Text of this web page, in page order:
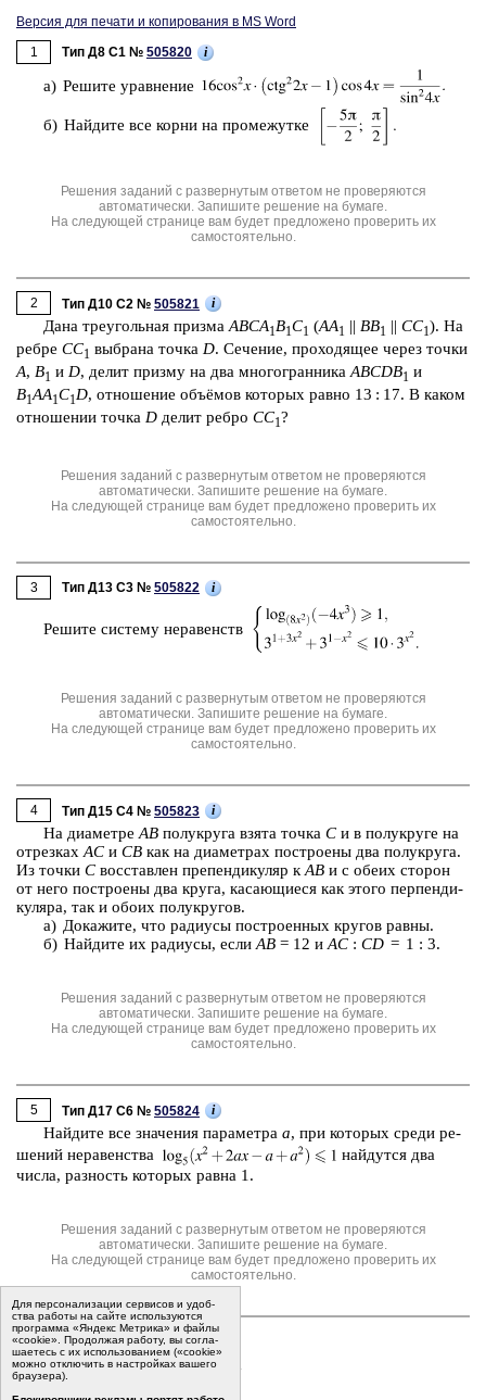
Версия для печати и копирования в MS Word
1
Тип Д8 C1 № 505820 i
а) Ре­ши­те урав­не­ние
б) Най­ди­те все корни на про­ме­жут­ке
Решения заданий с развернутым ответом не проверяются
автоматически. Запишите решение на бумаге.
На следующей странице вам будет предложено проверить их
самостоятельно.
2 Тип Д10 C2 № 505821 i
Дана тре­уголь­ная приз­ма ABCA1B1C1 (AA1 || BB1 || CC1). На
ребре CC1 вы­бра­на точка D. Се­че­ние, про­хо­дя­щее через точки
A, B1 и D, делит приз­му на два мно­го­гран­ни­ка ABCDB1 и
B1AA1C1 D, от­но­ше­ние объёмов ко­то­рых равно 13 : 17. В каком
от­но­ше­нии точка D делит ребро CC1?
Решения заданий с развернутым ответом не проверяются
автоматически. Запишите решение на бумаге.
На следующей странице вам будет предложено проверить их
самостоятельно.
3 Тип Д13 C3 № 505822 i
Ре­ши­те си­сте­му не­ра­венств
Решения заданий с развернутым ответом не проверяются
автоматически. Запишите решение на бумаге.
На следующей странице вам будет предложено проверить их
самостоятельно.
4 Тип Д15 C4 № 505823 i
На диа­мет­реAB по­лу­кру­га взята точка С и в по­лу­кру­ге на
от­рез­кахAC и CB как на диа­мет­рах по­стро­е­ны два по­лу­кру­га.
Из точки C вос­став­лен пре­пен­ди­ку­ляр кAB и с обеих сто­рон
от него по­стро­е­ны два круга, ка­са­ю­щи­е­ся как этого пер­пен­ди­
ку­ля­ра, так и обоих по­лу­кру­гов.
а) До­ка­жи­те, что ра­ди­у­сы по­стро­ен­ных кру­гов равны.
б) Най­ди­те их ра­ди­у­сы, еслиAB = 12 иAC : CD = 1 : 3.
Решения заданий с развернутым ответом не проверяются
автоматически. Запишите решение на бумаге.
На следующей странице вам будет предложено проверить их
самостоятельно.
5 Тип Д17 C6 № 505824 i
Най­ди­те все зна­че­ния па­ра­мет­ра а, при ко­то­рых среди ре­
ше­ний не­ра­вен­ства
най­дут­ся два
числа, раз­ность ко­то­рых равна 1.
Решения заданий с развернутым ответом не проверяются
автоматически. Запишите решение на бумаге.
На следующей странице вам будет предложено проверить их
самостоятельно.
6 Тип Д19 C7 №505825 i
Можно ли рас­ста­вить числа
а) от 1 до 7;
Для пер­со­на­ли­за­ции сер­ви­сов и удоб­
ства ра­бо­ты на сайте ис­поль­зу­ют­ся
программа «Яндекс Метрика» и файлы
«cookie». Про­дол­жая ра­бо­ту, вы со­гла­
ша­е­тесь с их ис­поль­зо­ва­ни­ем («cookie»
мо­жно от­клю­чить в на­строй­ках ва­ше­го
бра­у­зе­ра).